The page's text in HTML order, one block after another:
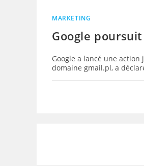
MARKETING
Google
Google a lancé une
domaine gmail.pl, a